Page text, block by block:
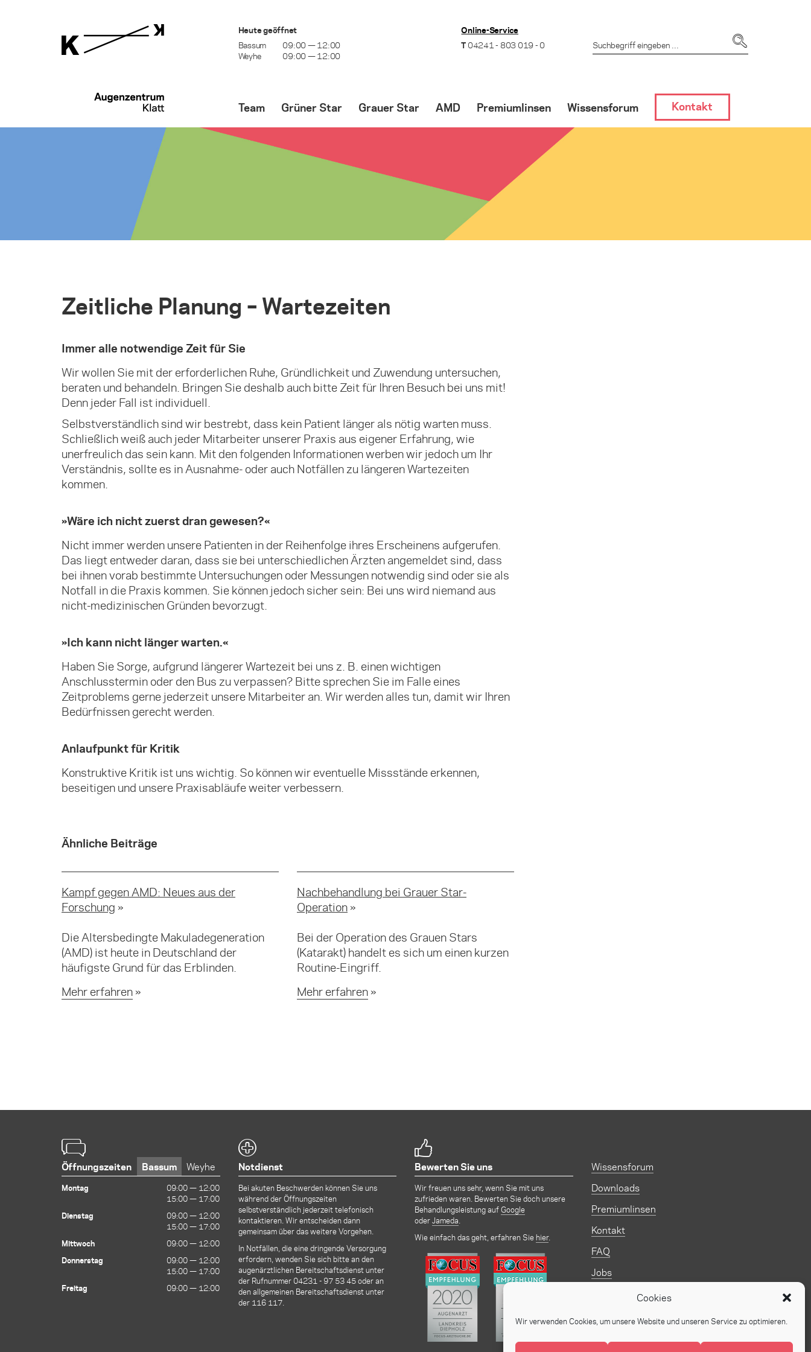
Cookies
Wir verwenden Cookies, um unsere Website und unseren Service zu optimieren.
Heute geöffnet
Bassum
09:00 — 12:00
Weyhe
09:00 — 12:00
Online-Service
T 04241 - 803 019 - 0
Team Grüner Star
Optionen zur Behandlung
Grauer Star
Zeitpunkt für die OP
AMD
Optionen zur Behandlung
Behandlung mit VEGF-Hemmern
Premiumlinsen Wissensforum Kontakt
Zeitliche Planung – Wartezeiten
Immer alle notwendige Zeit für Sie
Wir wollen Sie mit der erforderlichen Ruhe, Gründlichkeit und Zuwendung untersuchen,
beraten und behandeln. Bringen Sie deshalb auch bitte Zeit für Ihren Besuch bei uns mit!
Denn jeder Fall ist individuell.
Selbstverständlich sind wir bestrebt, dass kein Patient länger als nötig warten muss.
Schließlich weiß auch jeder Mitarbeiter unserer Praxis aus eigener Erfahrung, wie
unerfreulich das sein kann. Mit den folgenden Informationen werben wir jedoch um Ihr
Verständnis, sollte es in Ausnahme- oder auch Notfällen zu längeren Wartezeiten
kommen.
»Wäre ich nicht zuerst dran gewesen?«
Nicht immer werden unsere Patienten in der Reihenfolge ihres Erscheinens aufgerufen.
Das liegt entweder daran, dass sie bei unterschiedlichen Ärzten angemeldet sind, dass
bei ihnen vorab bestimmte Untersuchungen oder Messungen notwendig sind oder sie als
Notfall in die Praxis kommen. Sie können jedoch sicher sein: Bei uns wird niemand aus
nicht-medizinischen Gründen bevorzugt.
»Ich kann nicht länger warten.«
Haben Sie Sorge, aufgrund längerer Wartezeit bei uns z. B. einen wichtigen
Anschlusstermin oder den Bus zu verpassen? Bitte sprechen Sie im Falle eines
Zeitproblems gerne jederzeit unsere Mitarbeiter an. Wir werden alles tun, damit wir Ihren
Bedürfnissen gerecht werden.
Anlaufpunkt für Kritik
Konstruktive Kritik ist uns wichtig. So können wir eventuelle Missstände erkennen,
beseitigen und unsere Praxisabläufe weiter verbessern.
Ähnliche Beiträge
Kampf gegen AMD: Neues aus der
Forschung
Die Altersbedingte Makuladegeneration
(AMD) ist heute in Deutschland der
häufigste Grund für das Erblinden.
Mehr erfahren
Nachbehandlung bei Grauer Star-
Operation
Bei der Operation des Grauen Stars
(Katarakt) handelt es sich um einen kurzen
Routine-Eingriff.
Mehr erfahren
Öffnungszeiten Weyhe
Bassum
Montag
09:00 — 12:00
15:00 — 17:00
Dienstag
09:00 — 12:00
15:00 — 17:00
Mittwoch
09:00 — 12:00
Donnerstag
09:00 — 12:00
15:00 — 17:00
Freitag
09:00 — 12:00
Notdienst
Bei akuten Beschwerden können Sie uns
während der Öffnungszeiten
selbstverständlich jederzeit telefonisch
kontaktieren. Wir entscheiden dann
gemeinsam über das weitere Vorgehen.
In Notfällen, die eine dringende Versorgung
erfordern, wenden Sie sich bitte an den
augenärztlichen Bereitschaftsdienst unter
der Rufnummer04231 - 97 53 45oder an
den allgemeinen Bereitschaftsdienst unter
der 116 117.
Bewerten Sie uns
Wir freuen uns sehr, wenn Sie mit uns
zufrieden waren. Bewerten Sie doch unsere
Behandlungsleistung aufGoogle
oderJameda.
Wie einfach das geht, erfahren Siehier.
Wissensforum
Downloads
Premiumlinsen
Kontakt
FAQ
Jobs
Impressum